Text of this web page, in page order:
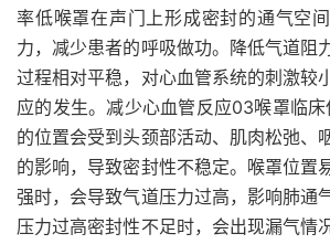
率低喉罩在声门上形成密封的通气空
力，减少患者的呼吸做功。降低气道阻
过程相对平稳，对心血管系统的刺激较
应的发生。减少心血管反应03喉罩临
的位置会受到头颈部活动、肌肉松弛、
的影响，导致密封性不稳定。喉罩位置
强时，会导致气道压力过高，影响肺通
压力过高密封性不足时，会出现漏气情